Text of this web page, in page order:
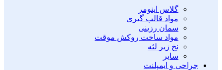
گلاس اینومر
مواد قالب گیری
سمان رزینی
مواد ساخت روکش موقت
نخ زیر لثه
سایر
جراحی و ایمپلنت